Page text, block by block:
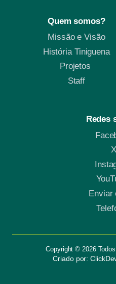
Quem somos?
Missão e Visão
História Tiniguena
Projetos
Staff
Redes
X
Enviar
Copyright © 2026
Criado por: